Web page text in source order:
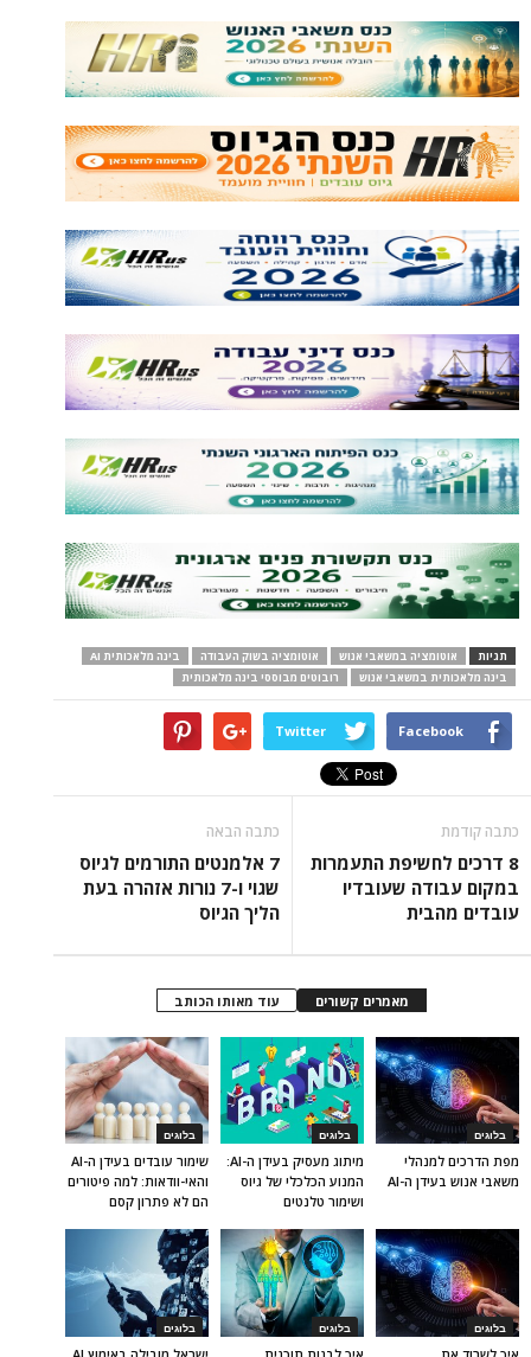
תגיות אוטומציה במשאבי אנוש אוטומציה בשוק העבודה
בינה מלאכותית AI
בינה מלאכותית במשאבי אנוש
רובוטים מבוססי בינה מלאכותית
Facebook
Twitter
כתבה קודמת
8 דרכים לחשיפת התעמרות
במקום עבודה שעובדיו
עובדים מהבית
כתבה הבאה
7 אלמנטים התורמים לגיוס
שגוי ו-7 נורות אזהרה בעת
הליך הגיוס
מאמרים קשורים עוד מאותו הכותב
בלוגים
שימור עובדים בעידן ה-AI
והאי-וודאות: למה פיטורים
הם לא פתרון קסם
בלוגים
מיתוג מעסיק בעידן ה-AI:
המנוע הכלכלי של גיוס
ושימור טלנטים
בלוגים
מפת הדרכים למנהלי
משאבי אנוש בעידן ה-AI
בלוגים בלוגים בלוגים